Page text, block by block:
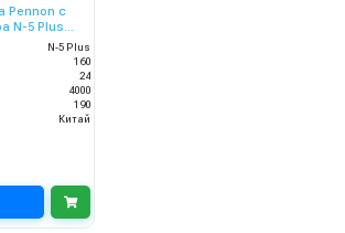
Pennon с
N-5 Plus
N-5 Plus
160
24
4000
190
Китай